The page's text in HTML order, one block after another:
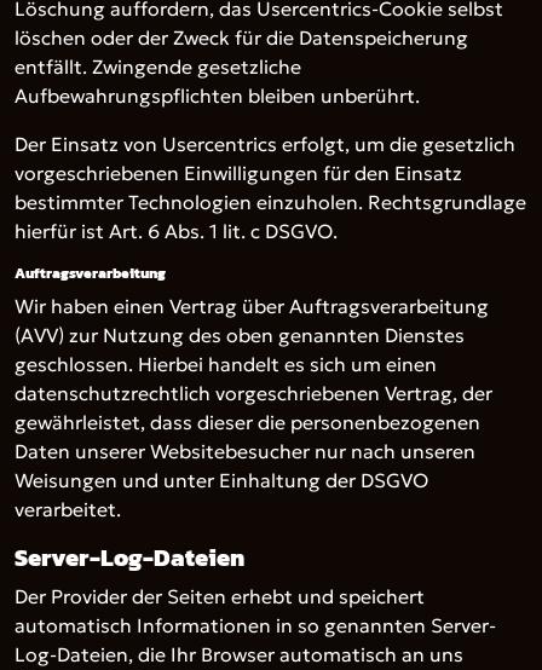
Löschung auffordern, das Usercentrics-Cookie selbst
löschen oder der Zweck für die Datenspeicherung
entfällt. Zwingende gesetzliche
Aufbewahrungspflichten bleiben unberührt.
Der Einsatz von Usercentrics erfolgt, um die gesetzlich
vorgeschriebenen Einwilligungen für den Einsatz
bestimmter Technologien einzuholen. Rechtsgrundlage
hierfür ist Art. 6 Abs. 1 lit. c DSGVO.
Auftragsverarbeitung
Wir haben einen Vertrag über Auftragsverarbeitung
(AVV) zur Nutzung des oben genannten Dienstes
geschlossen. Hierbei handelt es sich um einen
datenschutzrechtlich vorgeschriebenen Vertrag, der
gewährleistet, dass dieser die personenbezogenen
Daten unserer Websitebesucher nur nach unseren
Weisungen und unter Einhaltung der DSGVO
verarbeitet.
Server-Log-Dateien
Der Provider der Seiten erhebt und speichert
automatisch Informationen in so genannten Server-
Log-Dateien, die Ihr Browser automatisch an uns